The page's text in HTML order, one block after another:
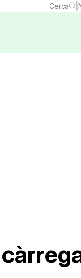
Cerca